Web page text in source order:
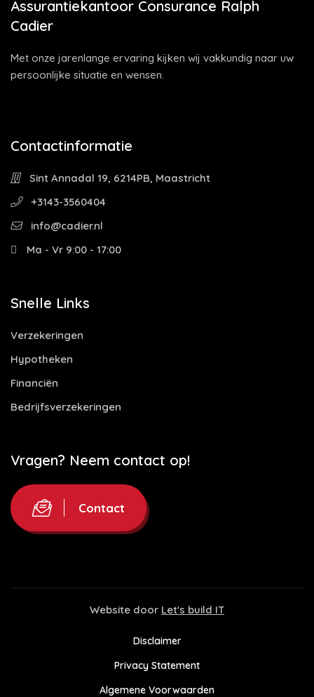
Assurantiekantoor Consurance Ralph
Cadier
Met onze jarenlange ervaring kijken wij vakkundig naar uw
persoonlijke situatie en wensen.
Contactinformatie
Sint Annadal 19, 6214PB, Maastricht
+3143-3560404
info@cadier.nl
Ma - Vr 9:00 - 17:00
Snelle Links
Verzekeringen
Hypotheken
Financiën
Bedrijfsverzekeringen
Vragen? Neem contact op!
Contact
Website door Let's build IT
Disclaimer
Privacy Statement
Algemene Voorwaarden